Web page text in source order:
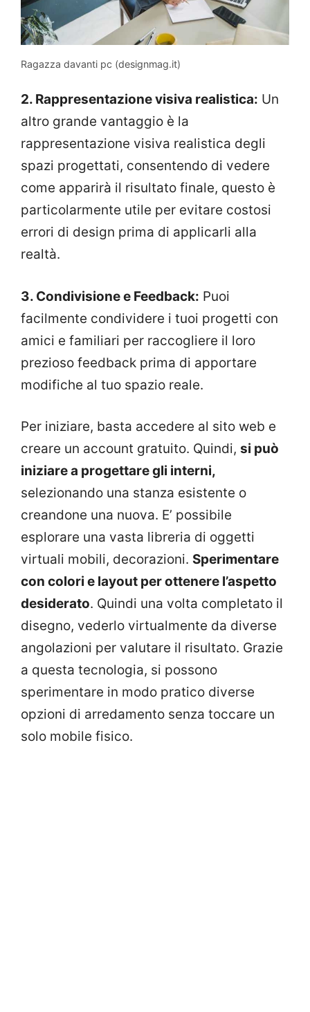
Ragazza davanti pc (designmag.it)
2. Rappresentazione visiva realistica: Un
altro grande vantaggio è la
rappresentazione visiva realistica degli
spazi progettati, consentendo di vedere
come apparirà il risultato finale, questo è
particolarmente utile per evitare costosi
errori di design prima di applicarli alla
realtà.
3. Condivisione e Feedback: Puoi
facilmente condividere i tuoi progetti con
amici e familiari per raccogliere il loro
prezioso feedback prima di apportare
modifiche al tuo spazio reale.
Per iniziare, basta accedere al sito web e
creare un account gratuito. Quindi, si può
iniziare a progettare gli interni,
selezionando una stanza esistente o
creandone una nuova. E’ possibile
esplorare una vasta libreria di oggetti
virtuali mobili, decorazioni. Sperimentare
con colori e layout per ottenere l’aspetto
desiderato. Quindi una volta completato il
disegno, vederlo virtualmente da diverse
angolazioni per valutare il risultato. Grazie
a questa tecnologia, si possono
sperimentare in modo pratico diverse
opzioni di arredamento senza toccare un
solo mobile fisico.